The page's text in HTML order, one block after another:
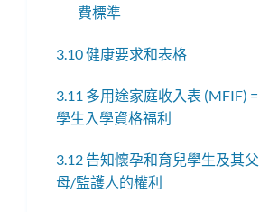
費標準
3.10 健康要求和表格
3.11 多用途家庭收入表 (MFIF) =
學生入學資格福利
3.12 告知懷孕和育兒學生及其父
母/監護人的權利